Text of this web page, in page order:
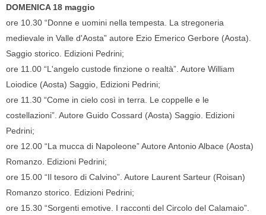
DOMENICA 18 maggio
ore 10.30 “Donne e uomini nella tempesta. La stregoneria
medievale in Valle d'Aosta” autore Ezio Emerico Gerbore (Aosta).
Saggio storico. Edizioni Pedrini;
ore 11.00 “L'angelo custode finzione o realtà”. Autore William
Loiodice (Aosta) Saggio, Edizioni Pedrini;
ore 11.30 “Come in cielo così in terra. Le coppelle e le
costellazioni”. Autore Guido Cossard (Aosta) Saggio. Edizioni
Pedrini;
ore 12.00 “La mucca di Napoleone” Autore Antonio Albace (Aosta)
Romanzo. Edizioni Pedrini;
ore 15.00 “Il tesoro di Calvino”. Autore Laurent Sarteur (Roisan)
Romanzo storico. Edizioni Pedrini;
ore 15.30 “Sorgenti emotive. I racconti del Circolo del Calamaio”.